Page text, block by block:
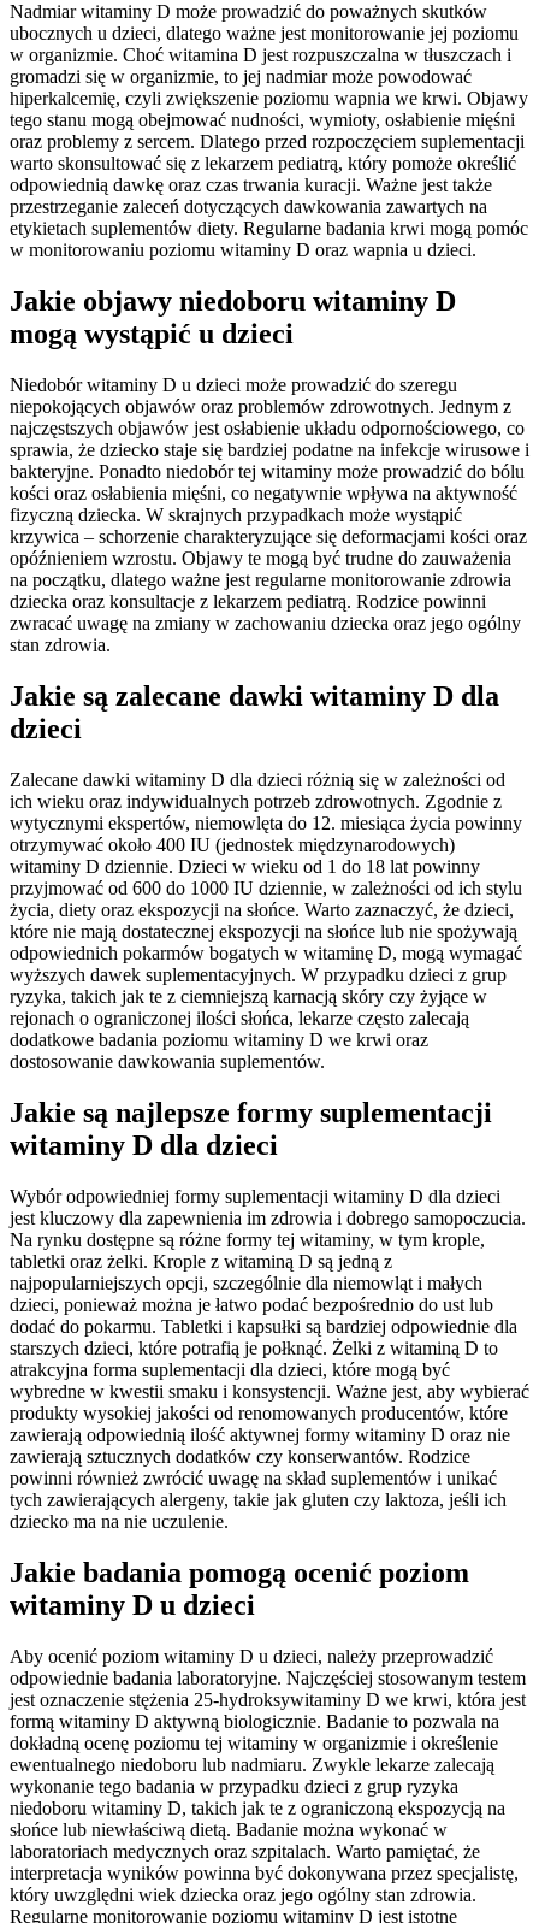
Nadmiar witaminy D może prowadzić do poważnych skutków
ubocznych u dzieci, dlatego ważne jest monitorowanie jej poziomu
w organizmie. Choć witamina D jest rozpuszczalna w tłuszczach i
gromadzi się w organizmie, to jej nadmiar może powodować
hiperkalcemię, czyli zwiększenie poziomu wapnia we krwi. Objawy
tego stanu mogą obejmować nudności, wymioty, osłabienie mięśni
oraz problemy z sercem. Dlatego przed rozpoczęciem suplementacji
warto skonsultować się z lekarzem pediatrą, który pomoże określić
odpowiednią dawkę oraz czas trwania kuracji. Ważne jest także
przestrzeganie zaleceń dotyczących dawkowania zawartych na
etykietach suplementów diety. Regularne badania krwi mogą pomóc
w monitorowaniu poziomu witaminy D oraz wapnia u dzieci.
Jakie objawy niedoboru witaminy D
mogą wystąpić u dzieci
Niedobór witaminy D u dzieci może prowadzić do szeregu
niepokojących objawów oraz problemów zdrowotnych. Jednym z
najczęstszych objawów jest osłabienie układu odpornościowego, co
sprawia, że dziecko staje się bardziej podatne na infekcje wirusowe i
bakteryjne. Ponadto niedobór tej witaminy może prowadzić do bólu
kości oraz osłabienia mięśni, co negatywnie wpływa na aktywność
fizyczną dziecka. W skrajnych przypadkach może wystąpić
krzywica – schorzenie charakteryzujące się deformacjami kości oraz
opóźnieniem wzrostu. Objawy te mogą być trudne do zauważenia
na początku, dlatego ważne jest regularne monitorowanie zdrowia
dziecka oraz konsultacje z lekarzem pediatrą. Rodzice powinni
zwracać uwagę na zmiany w zachowaniu dziecka oraz jego ogólny
stan zdrowia.
Jakie są zalecane dawki witaminy D dla
dzieci
Zalecane dawki witaminy D dla dzieci różnią się w zależności od
ich wieku oraz indywidualnych potrzeb zdrowotnych. Zgodnie z
wytycznymi ekspertów, niemowlęta do 12. miesiąca życia powinny
otrzymywać około 400 IU (jednostek międzynarodowych)
witaminy D dziennie. Dzieci w wieku od 1 do 18 lat powinny
przyjmować od 600 do 1000 IU dziennie, w zależności od ich stylu
życia, diety oraz ekspozycji na słońce. Warto zaznaczyć, że dzieci,
które nie mają dostatecznej ekspozycji na słońce lub nie spożywają
odpowiednich pokarmów bogatych w witaminę D, mogą wymagać
wyższych dawek suplementacyjnych. W przypadku dzieci z grup
ryzyka, takich jak te z ciemniejszą karnacją skóry czy żyjące w
rejonach o ograniczonej ilości słońca, lekarze często zalecają
dodatkowe badania poziomu witaminy D we krwi oraz
dostosowanie dawkowania suplementów.
Jakie są najlepsze formy suplementacji
witaminy D dla dzieci
Wybór odpowiedniej formy suplementacji witaminy D dla dzieci
jest kluczowy dla zapewnienia im zdrowia i dobrego samopoczucia.
Na rynku dostępne są różne formy tej witaminy, w tym krople,
tabletki oraz żelki. Krople z witaminą D są jedną z
najpopularniejszych opcji, szczególnie dla niemowląt i małych
dzieci, ponieważ można je łatwo podać bezpośrednio do ust lub
dodać do pokarmu. Tabletki i kapsułki są bardziej odpowiednie dla
starszych dzieci, które potrafią je połknąć. Żelki z witaminą D to
atrakcyjna forma suplementacji dla dzieci, które mogą być
wybredne w kwestii smaku i konsystencji. Ważne jest, aby wybierać
produkty wysokiej jakości od renomowanych producentów, które
zawierają odpowiednią ilość aktywnej formy witaminy D oraz nie
zawierają sztucznych dodatków czy konserwantów. Rodzice
powinni również zwrócić uwagę na skład suplementów i unikać
tych zawierających alergeny, takie jak gluten czy laktoza, jeśli ich
dziecko ma na nie uczulenie.
Jakie badania pomogą ocenić poziom
witaminy D u dzieci
Aby ocenić poziom witaminy D u dzieci, należy przeprowadzić
odpowiednie badania laboratoryjne. Najczęściej stosowanym testem
jest oznaczenie stężenia 25-hydroksywitaminy D we krwi, która jest
formą witaminy D aktywną biologicznie. Badanie to pozwala na
dokładną ocenę poziomu tej witaminy w organizmie i określenie
ewentualnego niedoboru lub nadmiaru. Zwykle lekarze zalecają
wykonanie tego badania w przypadku dzieci z grup ryzyka
niedoboru witaminy D, takich jak te z ograniczoną ekspozycją na
słońce lub niewłaściwą dietą. Badanie można wykonać w
laboratoriach medycznych oraz szpitalach. Warto pamiętać, że
interpretacja wyników powinna być dokonywana przez specjalistę,
który uwzględni wiek dziecka oraz jego ogólny stan zdrowia.
Regularne monitorowanie poziomu witaminy D jest istotne